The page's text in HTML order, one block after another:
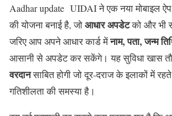
Aadhar update UIDAI ने एक नया मोबाइल
की योजना बनाई है, जोआधार अपडेटको और भी
जरिए आप अपने आधार कार्ड मेंनाम, पता, जन्म
आसानी से अपडेट कर सकेंगे। यह सुविधा खास
वरदानसाबित होगी जो दूर-दराज के इलाकों में
गतिशीलता की समस्या है।